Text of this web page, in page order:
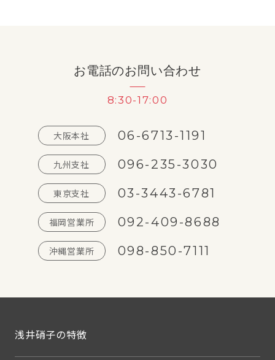
お電話のお問い合わせ
8:30-17:00
大阪本社 06-6713-1191
九州支社 096-235-3030
東京支社 03-3443-6781
福岡営業所 092-409-8688
沖縄営業所 098-850-7111
浅井硝子の特徴